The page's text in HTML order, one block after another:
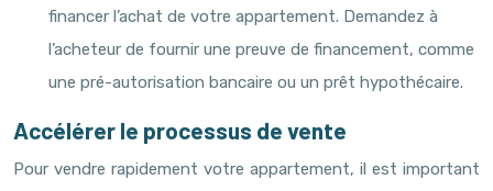
financer l’achat de votre appartement. Demandez à
l’acheteur de fournir une preuve de financement, comme
une pré-autorisation bancaire ou un prêt hypothécaire.
Accélérer le processus de vente
Pour vendre rapidement votre appartement, il est important